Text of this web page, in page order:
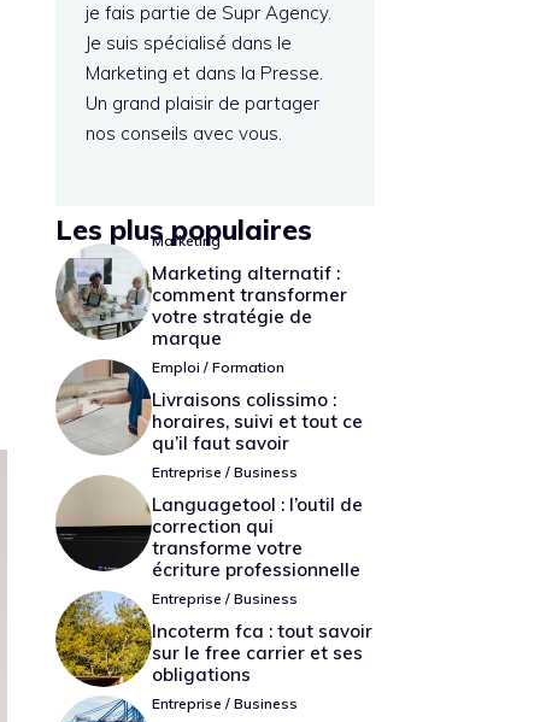
je fais partie de Supr Agency.
Je suis spécialisé dans le
Marketing et dans la Presse.
Un grand plaisir de partager
nos conseils avec vous.
Les plus populaires
Marketing
Marketing alternatif :
comment transformer
votre stratégie de
marque
Emploi / Formation
Livraisons colissimo :
horaires, suivi et tout ce
qu’il faut savoir
Entreprise / Business
Languagetool : l’outil de
correction qui
transforme votre
écriture professionnelle
Entreprise / Business
Incoterm fca : tout savoir
sur le free carrier et ses
obligations
Entreprise / Business